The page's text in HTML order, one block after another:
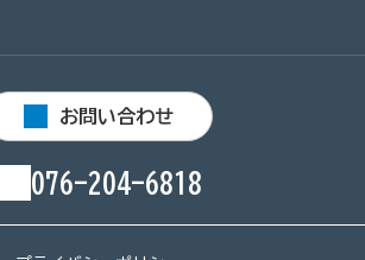
お問い合わせ
076-204-6818